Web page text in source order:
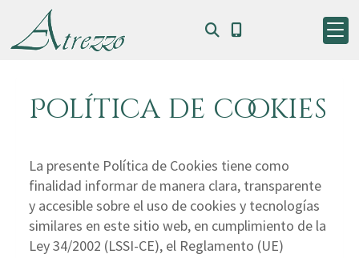
Política de cookies
La presente Política de Cookies tiene como
finalidad informar de manera clara, transparente
y accesible sobre el uso de cookies y tecnologías
similares en este sitio web, en cumplimiento de la
Ley 34/2002 (LSSI-CE), el Reglamento (UE)